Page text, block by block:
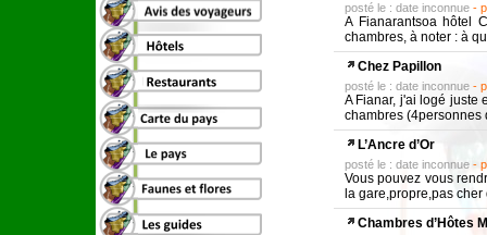
posté le : date inconnue -
A Fianarantsoa hôtel
chambres, à noter : à
Chez Papillon
posté le : date inconnue -
A Fianar, j'ai logé juste
chambres (4personnes
L’Ancre d’Or
posté le : date inconnue -
Vous pouvez vous
la gare,propre,pas cher
Chambres d’Hôtes